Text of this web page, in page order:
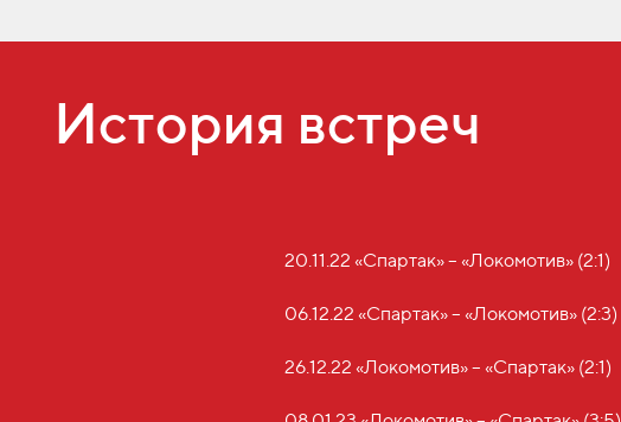
История встреч
20.11.22 «Спартак» – «Локомотив» (2:1)
06.12.22 «Спартак» – «Локомотив» (2:3)
26.12.22 «Локомотив» – «Спартак» (2:1)